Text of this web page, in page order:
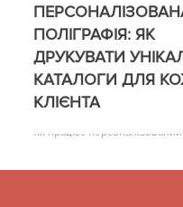
ПОЛІГРАФІЯ: ЯК
ДРУКУВАТИ
КАТАЛОГИ ДЛЯ
КЛІЄНТА
Як працює персоналізований